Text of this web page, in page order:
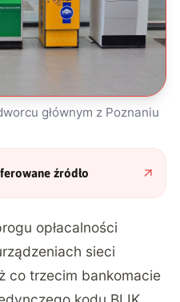
głównym z Poznaniu
źródło
opłacalności
sieci
co trzecim bankomacie